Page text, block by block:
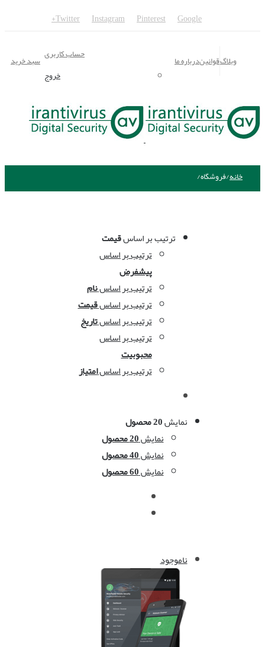
Twitter Instagram Pinterest Google+
وبلاگقوانیندرباره ما
حساب کاربری
خروج
سبد خرید
خانه/فروشگاه/
ترتیب بر اساسقیمت
ترتیب بر اساس
پیشفرض
ترتیب بر اساسنام
ترتیب بر اساسقیمت
ترتیب بر اساستاریخ
ترتیب بر اساس
محبوبیت
ترتیب بر اساسامتیاز
نمایش20 محصول
نمایش20 محصول
نمایش40 محصول
نمایش60 محصول
ناموجود